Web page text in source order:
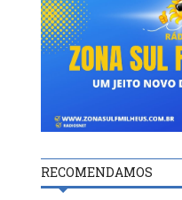
RECOMENDAMOS